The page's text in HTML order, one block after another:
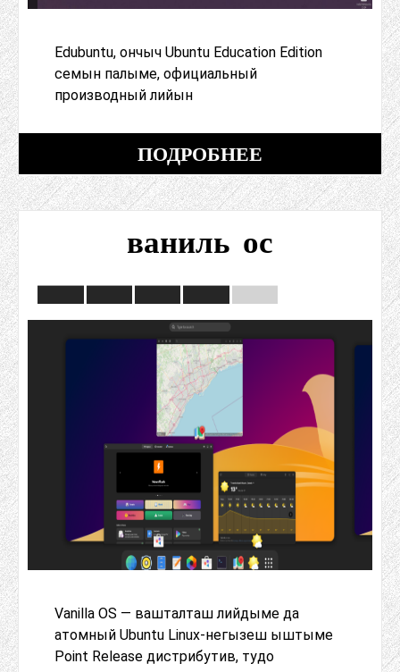
Edubuntu, ончыч Ubuntu Education Edition
семын палыме, официальный
производный лийын
ПОДРОБНЕЕ
ваниль ос
Vanilla OS — вашталташ лийдыме да
атомный Ubuntu Linux-негызеш ыштыме
Point Release дистрибутив, тудо